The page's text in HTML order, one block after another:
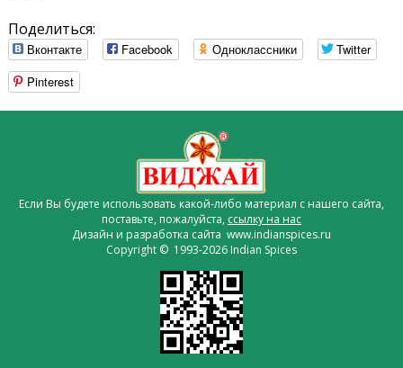
Поделиться:
Вконтакте Facebook Одноклассники
Twitter
Pinterest
Если Вы будете использовать какой-либо материал с нашего сайта,
поставьте, пожалуйста, ссылку на нас
Дизайн и разработка сайта www.indianspices.ru
Copyright © 1993-2026 Indian Spices